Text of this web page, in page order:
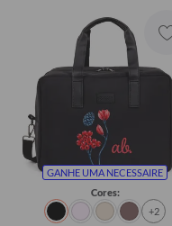
GANHE UMA NECESSAIRE
Cores:
+2